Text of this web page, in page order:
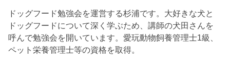
ドッグフード勉強会を運営する杉浦です。大好きな犬と
ドッグフードについて深く学ぶため、講師の犬田さんを
呼んで勉強会を開いています。愛玩動物飼養管理士1級、
ペット栄養管理士等の資格を取得。